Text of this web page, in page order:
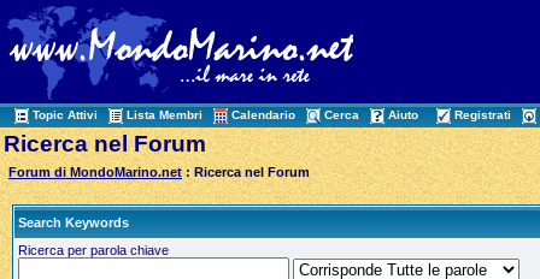
Topic Attivi Lista Membri Calendario Cerca Aiuto Registrati
Ricerca nel Forum
Forum di MondoMarino.net : Ricerca nel Forum
Search Keywords
Ricerca per parola chiave